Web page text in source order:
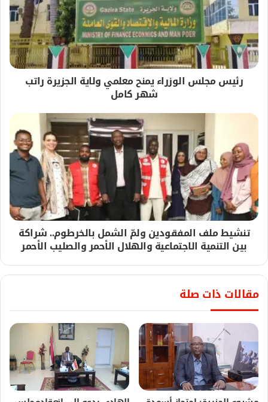
رئيس مجلس الوزراء يمنح معلمي ولاية الجزيرة راتب
شهر كامل
تنشيط ملف المفقودين ولمّ الشمل بالخرطوم.. شراكة
بين التنمية الاجتماعية والهلال الأحمر والصليب الأحمر
مقالات ذات صلة